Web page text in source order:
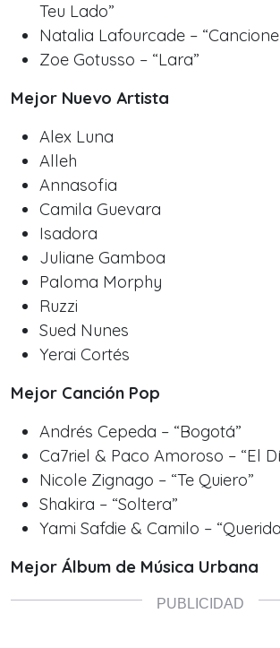
Teu Lado”
Natalia Lafourcade –
Zoe Gotusso – “Lara”
Mejor Nuevo Artista
Alex Luna
Alleh
Annasofia
Camila Guevara
Isadora
Juliane Gamboa
Paloma Morphy
Ruzzi
Sued Nunes
Yerai Cortés
Mejor Canción Pop
Andrés Cepeda – “Bogotá”
Ca7riel & Paco Amoroso – “El
Nicole Zignago – “Te Quiero”
Shakira – “Soltera”
Yami Safdie & Camilo –
Mejor Álbum de Música Urbana